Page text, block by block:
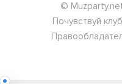
©
Почувствуй